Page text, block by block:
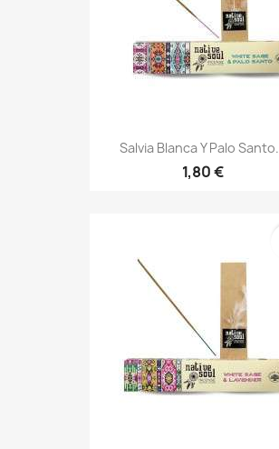
Salvia Blanca Y Palo
1,80 €